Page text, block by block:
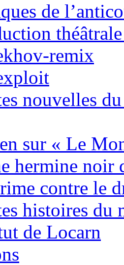
de
remix
nouvelles
sur « Le
hermine noir
contre le
histoires du
de Locarn